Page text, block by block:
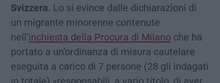
Svizzera. Lo si evince dalle dichiarazioni di
un migrante minorenne contenute
nell’inchiesta della Procura di Milano che ha
portato a un’ordinanza di misura cautelare
eseguita a carico di 7 persone (28 gli indagati